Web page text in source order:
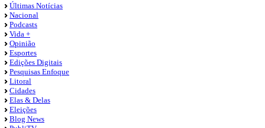
Últimas Notícias
Nacional
Podcasts
Vida +
Opinião
Esportes
Edições Digitais
Pesquisas Enfoque
Litoral
Cidades
Elas & Delas
Eleições
Blog News